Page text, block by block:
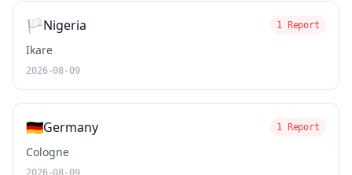
🏳️Nigeria 1 Report
Ikare
2026-08-09
🇩🇪Germany 1 Report
Cologne
2026-08-09